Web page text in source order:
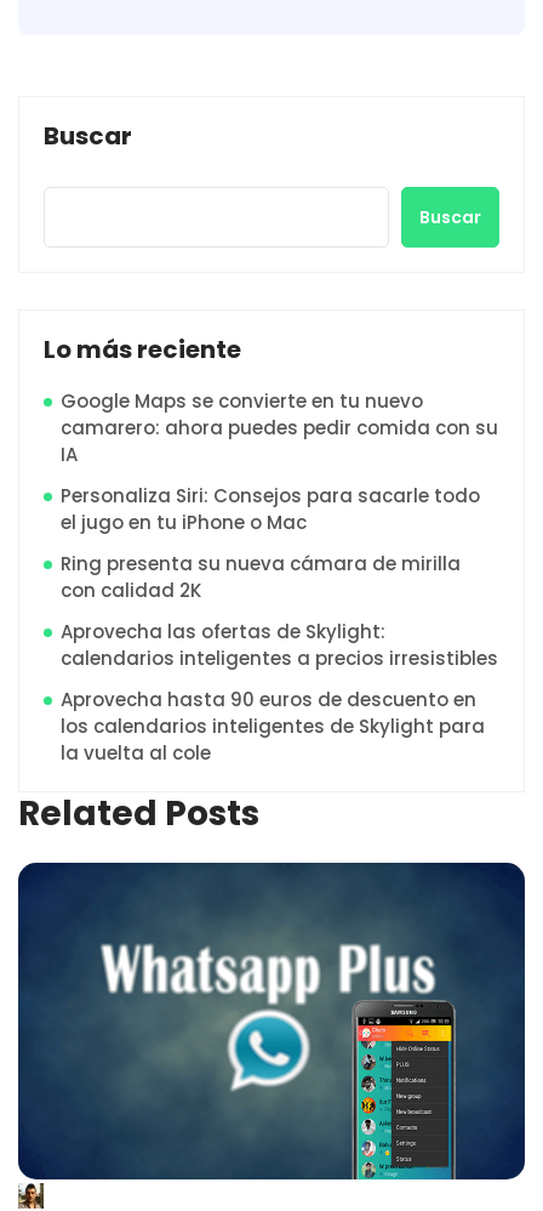
Buscar
Buscar
Lo más reciente
Google Maps se convierte en tu nuevo
camarero: ahora puedes pedir comida con su
IA
Personaliza Siri: Consejos para sacarle todo
el jugo en tu iPhone o Mac
Ring presenta su nueva cámara de mirilla
con calidad 2K
Aprovecha las ofertas de Skylight:
calendarios inteligentes a precios irresistibles
Aprovecha hasta 90 euros de descuento en
los calendarios inteligentes de Skylight para
la vuelta al cole
Related Posts